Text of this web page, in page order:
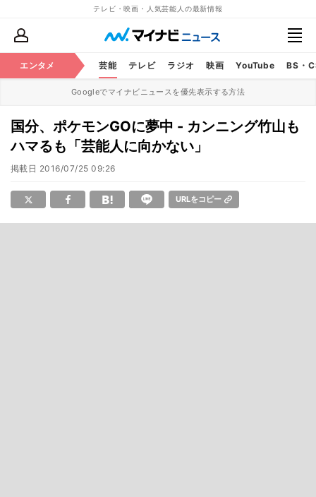
テレビ・映画・人気芸能人の最新情報
エンタメ 芸能 テレビ ラジオ 映画 YouTube BS・
Googleでマイナビニュースを優先表示する方法
国分、ポケモンGOに夢中 - カンニング竹山も
ハマるも「芸能人に向かない」
掲載日 2016/07/25 09:26
URLをコピー